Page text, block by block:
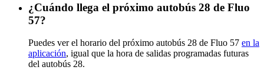
¿Cuándo llega el próximo autobús 28 de Fluo
57?
Puedes ver el horario del próximo autobús 28 de Fluo 57 en la
aplicación, igual que la hora de salidas programadas futuras
del autobús 28.